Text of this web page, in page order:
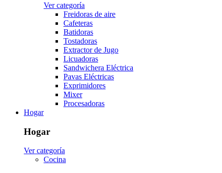
Ver categoría
Freidoras de aire
Cafeteras
Batidoras
Tostadoras
Extractor de Jugo
Licuadoras
Sandwichera Eléctrica
Pavas Eléctricas
Exprimidores
Mixer
Procesadoras
Hogar
Hogar
Ver categoría
Cocina